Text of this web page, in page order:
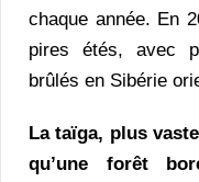
chaque année. En
pires étés, avec
brûlés en Sibérie
La taïga, plus
qu’une forêt